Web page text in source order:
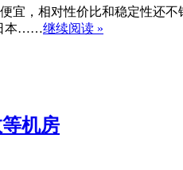
宜，相对性价比和稳定性还
本……继续阅读 »
机房